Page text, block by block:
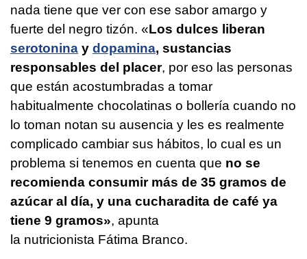
nada tiene que ver con ese sabor amargo y
fuerte del negro tizón. «Los dulces liberan
serotonina y dopamina, sustancias
responsables del placer, por eso las personas
que están acostumbradas a tomar
habitualmente chocolatinas o bollería cuando no
lo toman notan su ausencia y les es realmente
complicado cambiar sus hábitos, lo cual es un
problema si tenemos en cuenta que no se
recomienda consumir más de 35 gramos de
azúcar al día, y una cucharadita de café ya
tiene 9 gramos», apunta
la nutricionista Fátima Branco.